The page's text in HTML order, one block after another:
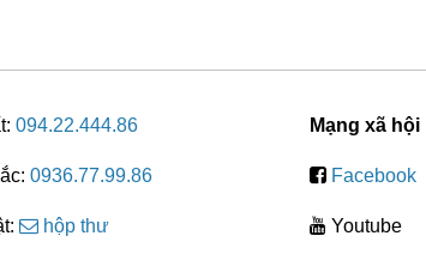
094.22.444.86
0936.77.99.86
hộp thư
Mạng xã hội
Facebook
Youtube